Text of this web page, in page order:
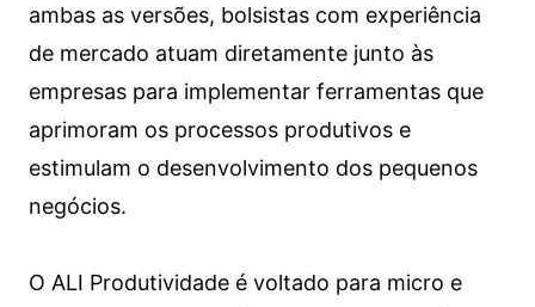
ambas as versões, bolsistas com experiência
de mercado atuam diretamente junto às
empresas para implementar ferramentas que
aprimoram os processos produtivos e
estimulam o desenvolvimento dos pequenos
negócios.
O ALI Produtividade é voltado para micro e